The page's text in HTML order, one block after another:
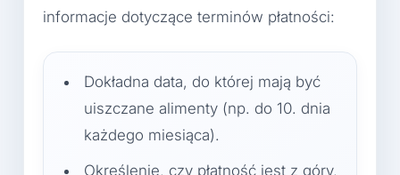
informacje dotyczące terminów płatności:
Dokładna data, do której mają być
uiszczane alimenty (np. do 10. dnia
każdego miesiąca).
Określenie, czy płatność jest z góry,